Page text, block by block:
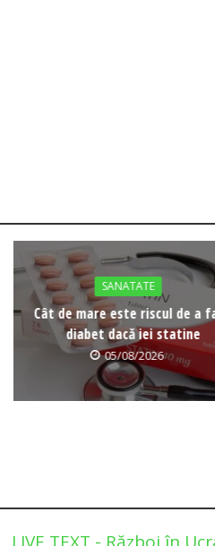
SANATATE
Cât de mare este riscul de a
diabet dacă iei statine
05/08/2026